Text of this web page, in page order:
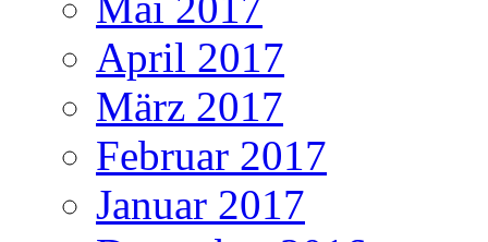
April 2017
März 2017
Februar 2017
Januar 2017